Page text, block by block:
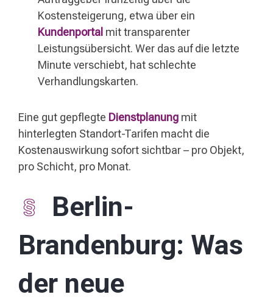
Kostensteigerung, etwa über ein
Kundenportal mit transparenter
Leistungsübersicht. Wer das auf die letzte
Minute verschiebt, hat schlechte
Verhandlungskarten.
Eine gut gepflegte Dienstplanung mit
hinterlegten Standort-Tarifen macht die
Kostenauswirkung sofort sichtbar – pro Objekt,
pro Schicht, pro Monat.
Berlin-
Brandenburg: Was
der neue